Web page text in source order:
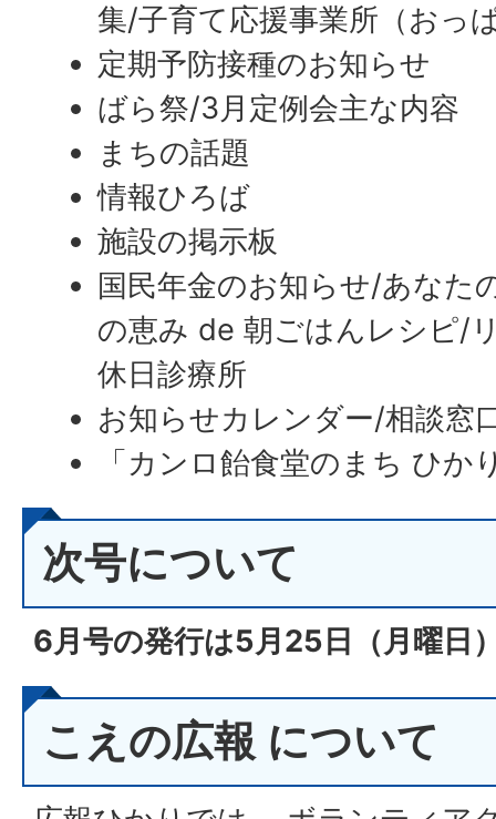
集/子育て応援事業所（おっ
定期予防接種のお知らせ
ばら祭/3月定例会主な内容
まちの話題
情報ひろば
施設の掲示板
国民年金のお知らせ/あなた
の恵み de 朝ごはんレシピ/
休日診療所
お知らせカレンダー/相談窓
「カンロ飴食堂のまち ひか
次号について
6月号の発行は5月25 日（月 曜日
こえの広報 について